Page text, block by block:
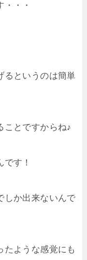
・・
るというのは簡単
ことですからね♪
す！
しか出来ないんで
たような感覚にも